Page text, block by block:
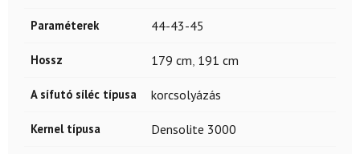
Paraméterek 44-43-45
Hossz 179 cm 191 cm
A sífutó síléc típusa korcsolyázás
Kernel típusa Densolite 3000